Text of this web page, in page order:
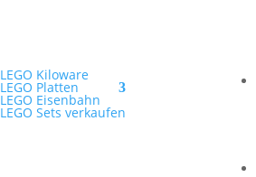
LEGO Kiloware
LEGO Platten
LEGO Eisenbahn
LEGO Sets verkaufen